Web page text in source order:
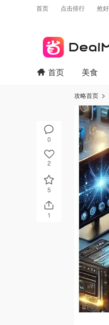
首页 点击排行 抢
0
2
5
1
首页 美食
攻略首页